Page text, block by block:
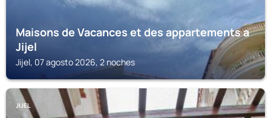
Maisons de Vacances et des appartements a
Jijel
Jijel, 07 agosto 2026, 2 noches
JIJEL